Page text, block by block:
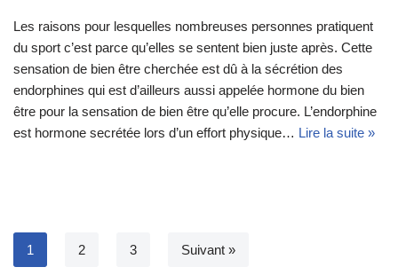
Les raisons pour lesquelles nombreuses personnes pratiquent
du sport c’est parce qu’elles se sentent bien juste après. Cette
sensation de bien être cherchée est dû à la sécrétion des
endorphines qui est d’ailleurs aussi appelée hormone du bien
être pour la sensation de bien être qu’elle procure. L’endorphine
est hormone secrétée lors d’un effort physique… Lire la suite »
1 2 3 Suivant »